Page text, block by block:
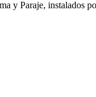
y Paraje, instalados